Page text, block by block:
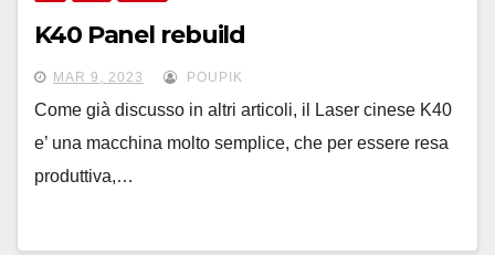
K40 Panel rebuild
MAR 9, 2023 POUPIK
Come già discusso in altri articoli, il Laser cinese K40
e’ una macchina molto semplice, che per essere resa
produttiva,…